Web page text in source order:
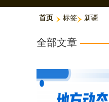
首页 标签 新疆
全部文章